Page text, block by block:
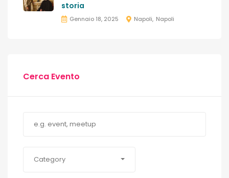
storia
Gennaio 18, 2025 Napoli Napoli
Cerca Evento
Category